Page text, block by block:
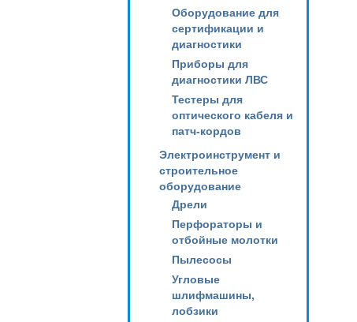
Оборудование для
сертификации и
диагностики
Приборы для
диагностики ЛВС
Тестеры для
оптического кабеля и
патч-кордов
Электроинструмент и
строительное
оборудование
Дрели
Перфораторы и
отбойные молотки
Пылесосы
Угловые
шлифмашины,
лобзики